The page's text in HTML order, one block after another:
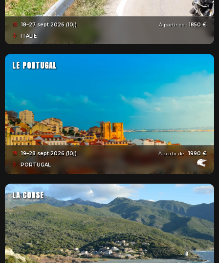
18–27 sept 2026 (10j)
ITALIE
À partir de :1850 €
LE PORTUGAL
19–28 sept 2026 (10j)
PORTUGAL
À partir de :1990 €
LA CORSE